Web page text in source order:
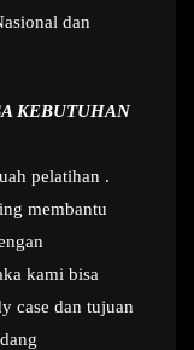
dan
KEBUTUHAN
pelatihan .
membantu
kami bisa
case dan tujuan